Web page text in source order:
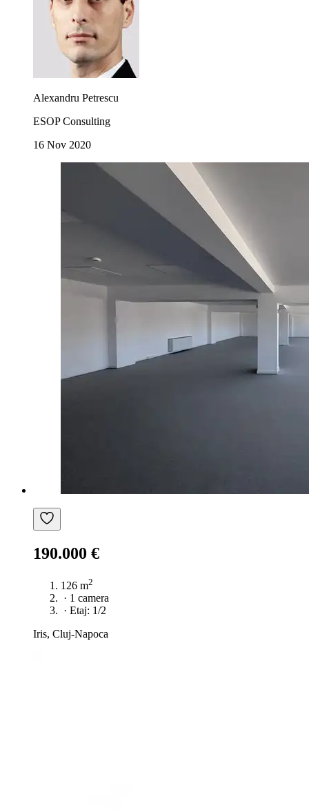
Alexandru Petrescu
ESOP Consulting
16 Nov 2020
190.000 €
126 m2
· 1 camera
· Etaj: 1/2
Iris, Cluj-Napoca